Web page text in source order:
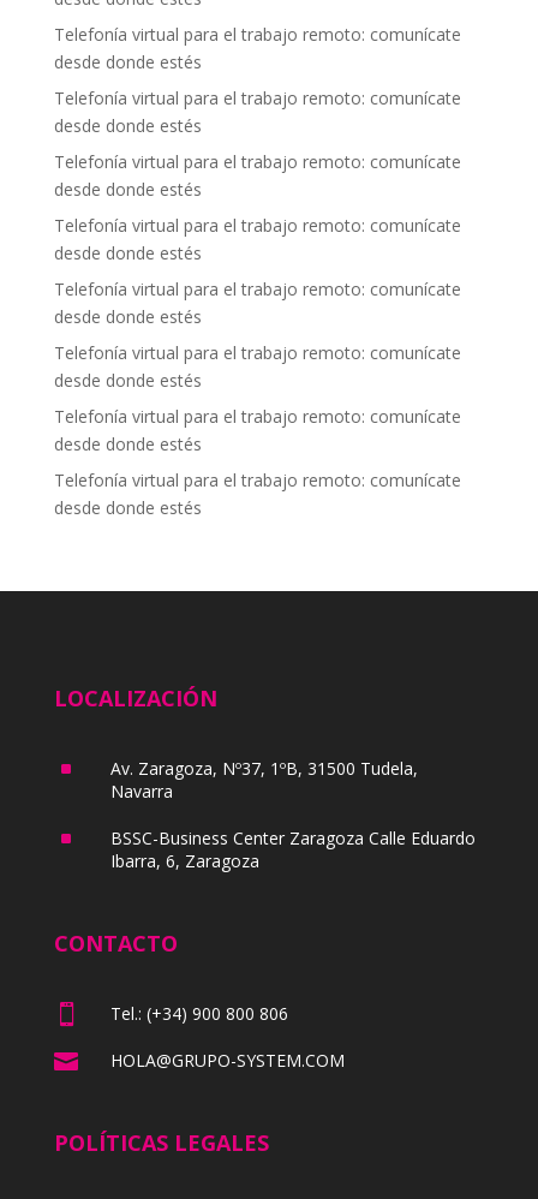
Telefonía virtual para el trabajo remoto: comunícate
desde donde estés
Telefonía virtual para el trabajo remoto: comunícate
desde donde estés
Telefonía virtual para el trabajo remoto: comunícate
desde donde estés
Telefonía virtual para el trabajo remoto: comunícate
desde donde estés
Telefonía virtual para el trabajo remoto: comunícate
desde donde estés
Telefonía virtual para el trabajo remoto: comunícate
desde donde estés
Telefonía virtual para el trabajo remoto: comunícate
desde donde estés
Telefonía virtual para el trabajo remoto: comunícate
desde donde estés
LOCALIZACIÓN
^
Av. Zaragoza, Nº37, 1ºB, 31500 Tudela,
Navarra
^
BSSC-Business Center Zaragoza Calle Eduardo
Ibarra, 6, Zaragoza
CONTACTO
 Tel.: (+34) 900 800 806
 HOLA@GRUPO-SYSTEM.COM
POLÍTICAS LEGALES